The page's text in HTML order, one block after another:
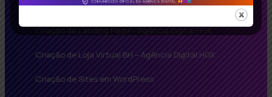
Agência de Google Adwords
Criação de Landing Page – Agência Digital HGX
Criação de Loja Virtual BH – Agência Digital HGX
Criação de Sites em WordPress